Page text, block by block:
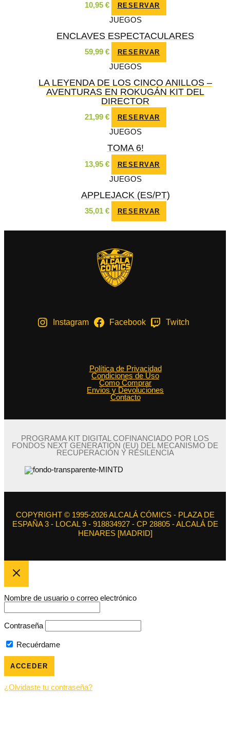
10,95 € RESERVAR
JUEGOS
ENCLAVES ESPECTACULARES
59,99 € RESERVAR
JUEGOS
LA LEYENDA DE LOS CINCO ANILLOS –
AVENTURAS EN ROKUGÁN KIT DEL
DIRECTOR
21,99 € RESERVAR
JUEGOS
TOMA 6!
13,95 € RESERVAR
JUEGOS
APPLEJACK (ES/PT)
35,01 € RESERVAR
Instagram Facebook Twitch
Política de Privacidad
Condiciones de Uso
Como Comprar
Envios y Devoluciones
Contacto
PROGRAMA KIT DIGITAL COFINANCIADO POR LOS
FONDOS NEXT GENERATION (EU) DEL MECANISMO DE
RECUPERACIÓN Y RESILENCIA
COPYRIGHT © 1995-2026 ALCALÁ CÓMICS - PLAZA DE
ESPAÑA 3 - LOCAL 9 - 918834927 - CP 28805 - ALCALÁ DE
HENARES [MADRID]
Nombre de usuario o correo electrónico
Contraseña
Recuérdame
¿Olvidaste tu contraseña?